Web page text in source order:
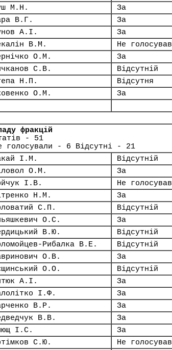
М.Н.
За
В.Г.
За
А.І.
За
В.М.
Не голосував
О.М.
За
С.В.
Відсутній
Н.П.
Відсутня
О.М.
За
фракцій
- 51
- 6 Відсутні - 21
І.М.
Відсутній
О.М.
За
І.В.
Не голосував
Н.М.
За
С.П.
Відсутній
О.С.
За
В.Ю.
Відсутній
Рибалка В.Е.
Відсутній
О.В.
За
О.О.
Відсутній
А.І.
За
І.Ф.
За
В.Р.
За
В.В.
За
І.С.
За
С.Ю.
Не голосував